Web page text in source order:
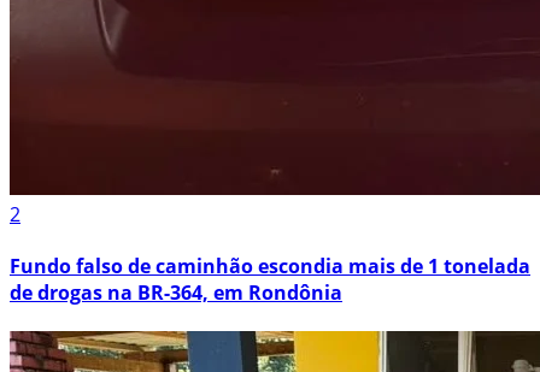
2
Fundo falso de caminhão escondia mais de 1 tonelada
de drogas na BR-364, em Rondônia